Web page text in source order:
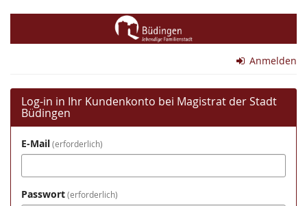
ZumMagistrat
der
Stadt
Büdingen
Anmelden
Log-in in Ihr Kundenkonto bei Magistrat der Stadt
Büdingen
E-Mail erforderlich
Passwort erforderlich